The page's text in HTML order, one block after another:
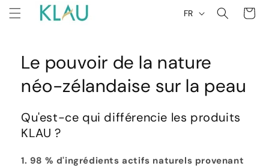
passer
g
u
e
FR Panier
Le pouvoir de la nature
néo-zélandaise sur la peau
Qu'est-ce qui différencie les produits
KLAU ?
1. 98 % d'ingrédients actifs naturels provenant